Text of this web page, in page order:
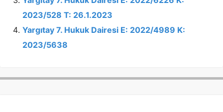
2023/528 T: 26.1.2023
Yargıtay 7. Hukuk Dairesi E: 2022/4989 K:
2023/5638